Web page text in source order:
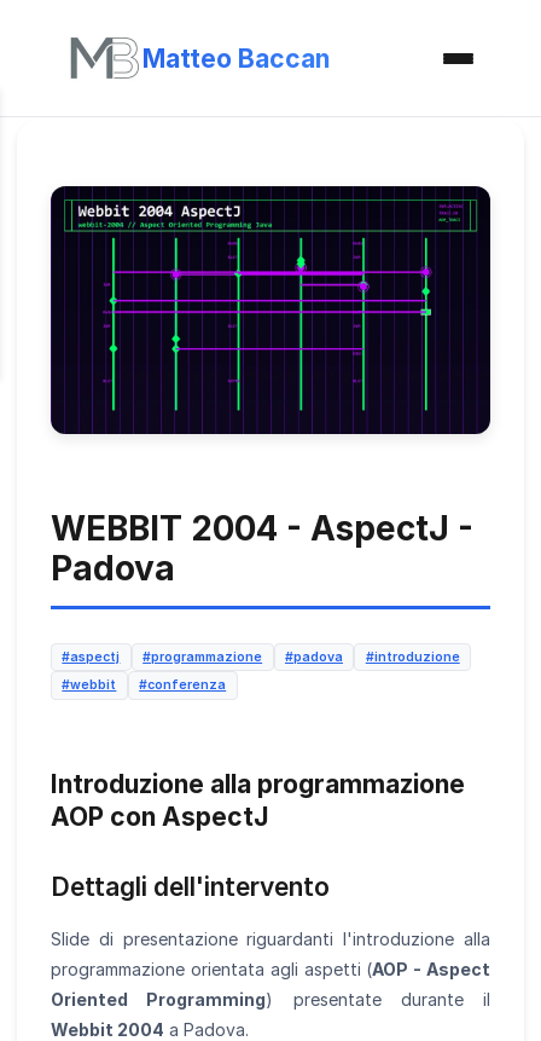
Matteo Baccan
WEBBIT 2004 - AspectJ -
Padova
#aspectj #programmazione #padova
#introduzione
#webbit
#conferenza
Introduzione alla programmazione
AOP con AspectJ
Dettagli dell'intervento
Slide di presentazione riguardanti l'introduzione alla
programmazione orientata agli aspetti (AOP - Aspect
Oriented Programming) presentate durante il
Webbit 2004 a Padova.